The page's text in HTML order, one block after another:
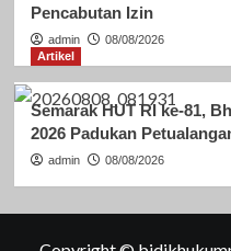
Pencabutan Izin
admin
08/08/2026
Artikel
Semarak HUT RI ke-81,
2026 Padukan
admin 08/08/2026